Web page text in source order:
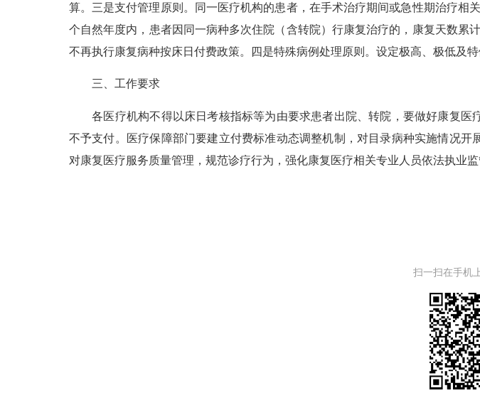
算。三是支付管理原则。同一医疗机构的患者，在手术治疗期间或急性期治疗
个自然年度内，患者因同一病种多次住院（含转院）行康复治疗的，康复天数累
不再执行康复病种按床日付费政策。四是特殊病例处理原则。设定极高、极低及
三、工作要求
各医疗机构不得以床日考核指标等为由要求患者出院、转院，要做好康复医
不予支付。医疗保障部门要建立付费标准动态调整机制，对目录病种实施情况
对康复医疗服务质量管理，规范诊疗行为，强化康复医疗相关专业人员依法执业监
扫一扫在手机